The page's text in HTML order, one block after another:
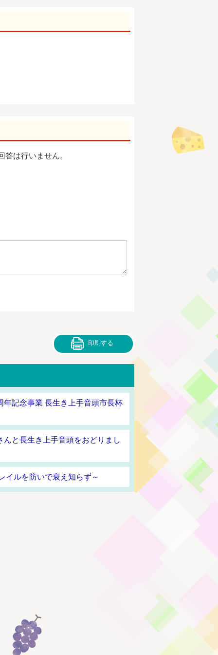
は行いません。
印刷する
年記念事業 長生き上手音頭市長杯
んと長生き上手音頭をおどりまし
イルを防いで衰え知らず～